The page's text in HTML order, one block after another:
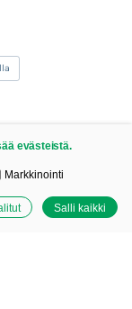
evästeistä.
Markkinointi
Salli kaikki